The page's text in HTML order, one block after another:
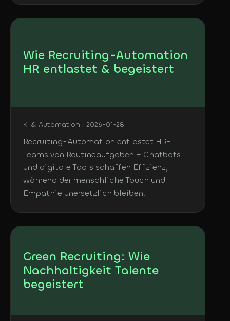
Wie Recruiting-Automation
HR entlastet & begeistert
KI & Automation · 2026-01-28
Recruiting-Automation entlastet HR-
Teams von Routineaufgaben – Chatbots
und digitale Tools schaffen Effizienz,
während der menschliche Touch und
Empathie unersetzlich bleiben.
Green Recruiting: Wie
Nachhaltigkeit Talente
begeistert